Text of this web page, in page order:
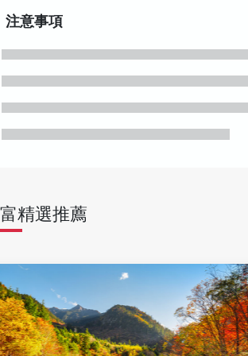
注意事項
精選推薦